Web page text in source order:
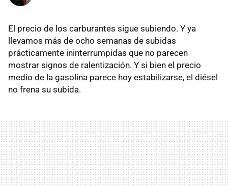
El precio de los carburantes sigue subiendo. Y ya
llevamos más de ocho semanas de subidas
prácticamente ininterrumpidas que no parecen
mostrar signos de ralentización. Y si bien el precio
medio de la gasolina parece hoy estabilizarse, el diésel
no frena su subida.